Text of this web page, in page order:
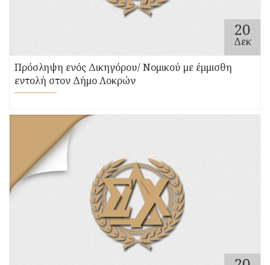
20
Δεκ
Πρόσληψη ενός Δικηγόρου/ Νομικού με έμμισθη
εντολή στον Δήμο Λοκρών